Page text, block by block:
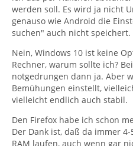
werden soll. Es wird ja nicht
genauso wie Android die
suchen" auch nicht speichert.
Nein, Windows 10 ist keine
Rechner, warum sollte ich?
notgedrungen dann ja. Aber
Bemühungen einstellt,
vielleicht endlich auch stabil.
Den Firefox habe ich schon
Der Dank ist, daß da immer
RAM laufen, auch wenn gar